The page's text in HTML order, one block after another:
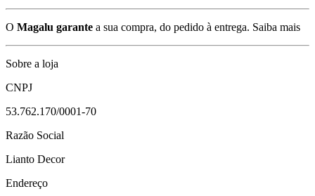
O Magalu garante a sua compra, do pedido à entrega. Saiba mais
Sobre a loja
CNPJ
53.762.170/0001-70
Razão Social
Lianto Decor
Endereço